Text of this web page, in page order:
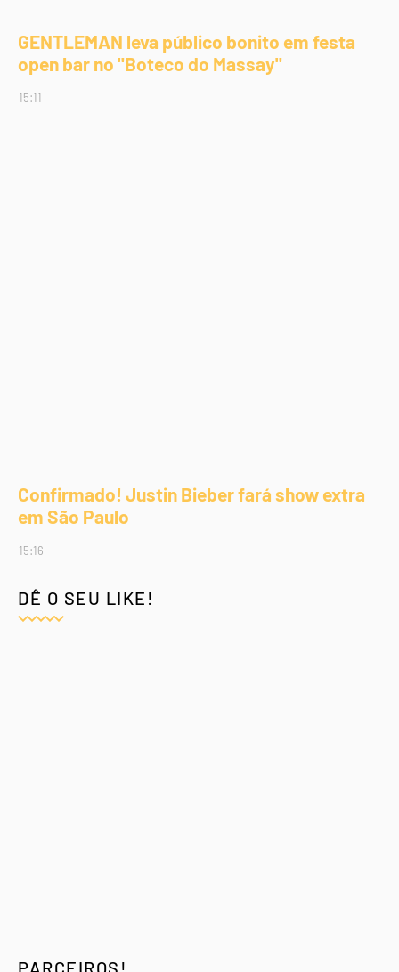
GENTLEMAN leva público bonito em festa
open bar no "Boteco do Massay"
15:11
Confirmado! Justin Bieber fará show extra
em São Paulo
15:16
DÊ O SEU LIKE!
PARCEIROS!